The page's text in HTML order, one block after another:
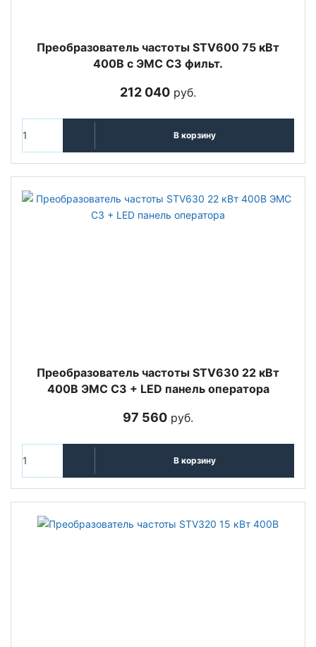
Преобразователь частоты STV600 75 кВт
400В с ЭМС C3 фильт.
212 040 руб.
В корзину
Преобразователь частоты STV630 22 кВт
400В ЭМС С3 + LED панель оператора
97 560 руб.
В корзину